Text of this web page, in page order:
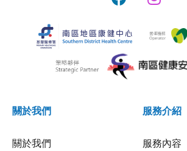
關於我們
關於我們
服務介紹
服務內容